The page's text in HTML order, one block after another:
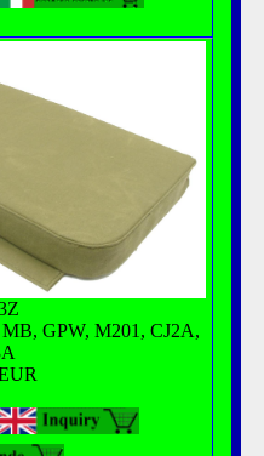
GPW, M201, CJ2A,